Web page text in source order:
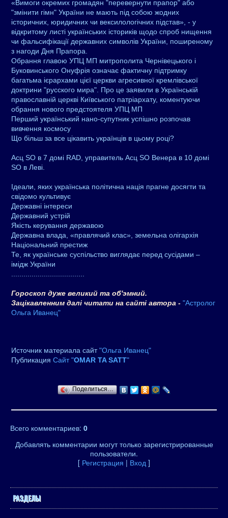
«Вимоги окремих громадян "перевернути прапор" або
"змінити гімн" України не мають під собою жодних
історичних, юридичних чи вексилологічних підстав», - у
відкритому листі українських істориків щодо спроб нищення
чи фальсифікації державних символів України, поширеному
з нагоди Дня Прапора.
Обрання главою УПЦ МП митрополита Чернівецького і
Буковинського Онуфрія означає фактичну підтримку
багатьма ієрархами цієї церкви агресивної кремлівської
доктрини "русского мира". Про це заявили в Українській
православній церкві Київського патріархату, коментуючи
обрання нового предстоятеля УПЦ МП
Перший український нано-супутник успішно розпочав
вивчення космосу
Що більш за все цікавить українців в цьому році?
Асц SO в 7 домі RAD, управитель Асц SO Венера в 10 домі
SO в Леві.
Ідеали, яких українська політична нація прагне досягти та
свідомо культивує
Державні інтереси
Державний устрій
Якість керування державою
Державна влада, «правлячий клас», земельна олігархія
Національний престиж
Те, як українське суспільство виглядає перед сусідами –
імідж України
Гороскоп дуже великий та об'эмний.
Зацікавленним далі читати на сайті автора - "Астролог
Ольга Иванец"
Источник материала сайт"Ольга Иванец"
Публикация Сайт "OMAR TA SATT"
Поделиться…
Всего комментариев: 0
Добавлять комментарии могут только зарегистрированные
пользователи.
[ Регистрация | Вход ]
РАЗДЕЛЫ